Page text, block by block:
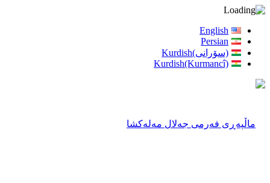
English
Persian
(سۆرانی)Kurdish
Kurdish(Kurmancî)